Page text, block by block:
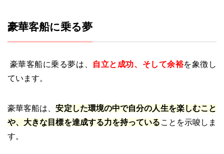
豪華客船に乗る夢
豪華客船に乗る夢は、 自立と成功、そして余裕を象徴し
ています。
豪華客船は、安定した環境の中で自分の人生を楽しむこと
や、大きな目標を達成する力を持っている ことを示唆しま
す。